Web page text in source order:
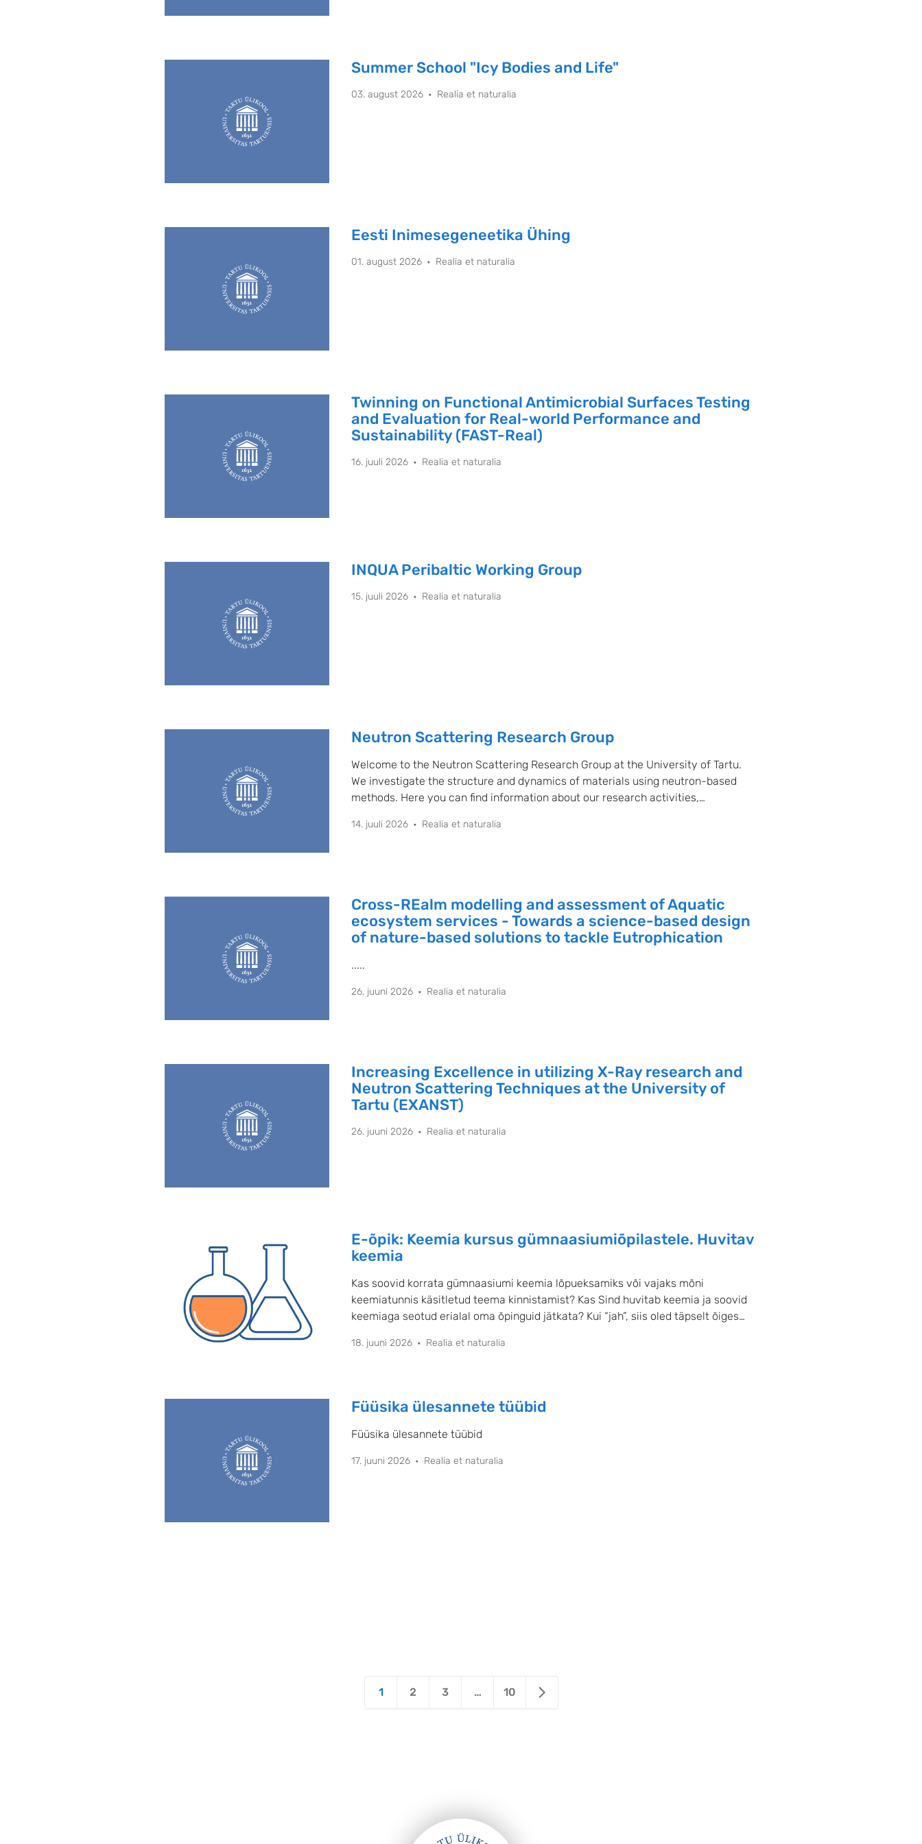
Summer School "Icy Bodies and Life"
03. august 2026 Realia et naturalia
Eesti Inimesegeneetika Ühing
01. august 2026 Realia et naturalia
Twinning on Functional Antimicrobial Surfaces Testing
and Evaluation for Real-world Performance and
Sustainability (FAST-Real)
16. juuli 2026 Realia et naturalia
INQUA Peribaltic Working Group
15. juuli 2026 Realia et naturalia
Neutron Scattering Research Group
Welcome to the Neutron Scattering Research Group at the University of Tartu.
We investigate the structure and dynamics of materials using neutron-based
methods. Here you can find information about our research activities,
14. juuli 2026 Realia et naturalia
Cross-REalm modelling and assessment of Aquatic
ecosystem services - Towards a science-based design
of nature-based solutions to tackle Eutrophication
.....
26. juuni 2026 Realia et naturalia
Increasing Excellence in utilizing X-Ray research and
Neutron Scattering Techniques at the University of
Tartu (EXANST)
26. juuni 2026 Realia et naturalia
E-õpik: Keemia kursus gümnaasiumiõpilastele. Huvitav
keemia
Kas soovid korrata gümnaasiumi keemia lõpueksamiks või vajaks mõni
keemiatunnis käsitletud teema kinnistamist? Kas Sind huvitab keemia ja soovid
keemiaga seotud erialal oma õpinguid jätkata? Kui “jah”, siis oled täpselt õiges
18. juuni 2026 Realia et naturalia
Füüsika ülesannete tüübid
Füüsika ülesannete tüübid
17. juuni 2026 Realia et naturalia
1 2 3 … 10